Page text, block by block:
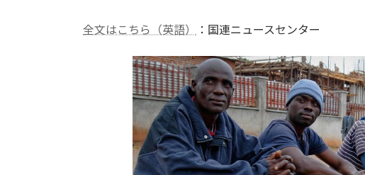
全文はこちら（英語） ：国連ニュースセンター